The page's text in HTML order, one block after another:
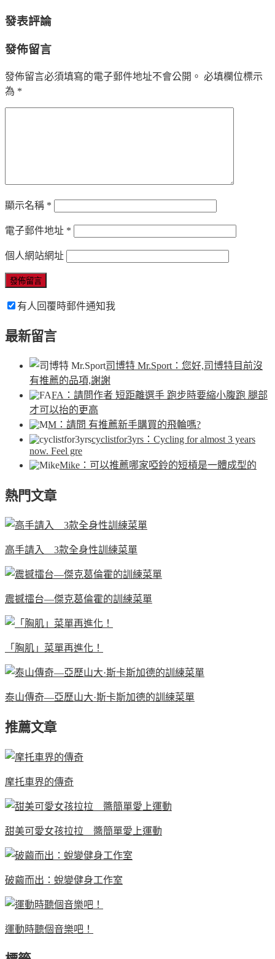
發表評論
發佈留言
發佈留言必須填寫的電子郵件地址不會公開。 必填欄位標示
為 *
顯示名稱 *
電子郵件地址 *
個人網站網址
有人回覆時郵件通知我
最新留言
司博特 Mr.Sport ：您好,司博特目前沒
有推薦的品項,謝謝
FA ：請問作者 短距離選手 跑步時要縮小腹跑 腿部
才可以抬的更高
M ：請問 有推薦新手購買的飛輪嗎?
cyclistfor3yrs ：Cycling for almost 3 years
now. Feel gre
Mike ：可以推薦哪家啞鈴的短槓是一體成型的
熱門文章
高手請入 3款全身性訓練菜單
震撼擂台—傑克葛倫霍的訓練菜單
「胸肌」菜單再進化！
泰山傳奇—亞歷山大·斯卡斯加德的訓練菜單
推薦文章
摩托車界的傳奇
甜美可愛女孩拉拉 醬簡單愛上運動
破繭而出：蛻變健身工作室
運動時聽個音樂吧！